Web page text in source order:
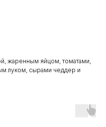
жаренным яйцом, томатами,
луком, сырами чеддер и